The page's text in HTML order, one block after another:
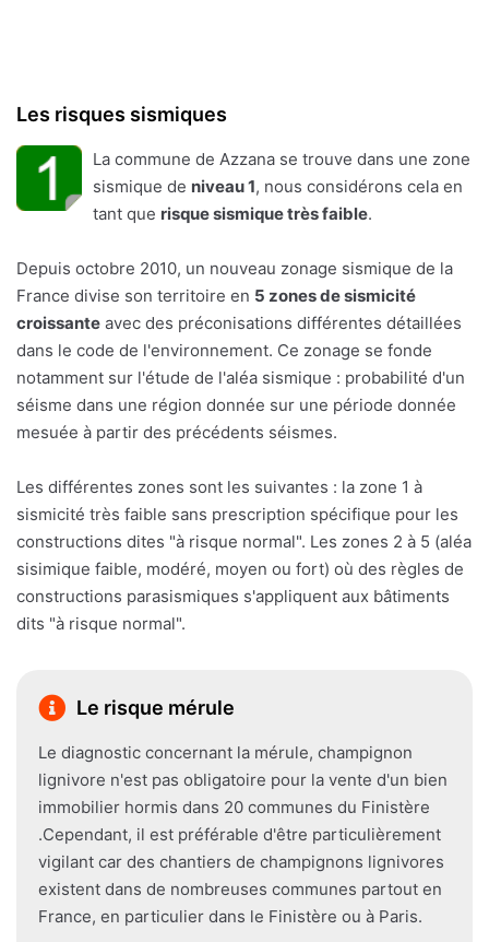
Les risques sismiques
La commune de Azzana se trouve dans une zone
sismique de niveau 1, nous considérons cela en
tant que risque sismique très faible.
Depuis octobre 2010, un nouveau zonage sismique de la
France divise son territoire en 5 zones de sismicité
croissante avec des préconisations différentes détaillées
dans le code de l'environnement. Ce zonage se fonde
notamment sur l'étude de l'aléa sismique : probabilité d'un
séisme dans une région donnée sur une période donnée
mesuée à partir des précédents séismes.
Les différentes zones sont les suivantes : la zone 1 à
sismicité très faible sans prescription spécifique pour les
constructions dites "à risque normal". Les zones 2 à 5 (aléa
sisimique faible, modéré, moyen ou fort) où des règles de
constructions parasismiques s'appliquent aux bâtiments
dits "à risque normal".
Le risque mérule
Le diagnostic concernant la mérule, champignon
lignivore n'est pas obligatoire pour la vente d'un bien
immobilier hormis dans 20 communes du Finistère
.Cependant, il est préférable d'être particulièrement
vigilant car des chantiers de champignons lignivores
existent dans de nombreuses communes partout en
France, en particulier dans le Finistère ou à Paris.